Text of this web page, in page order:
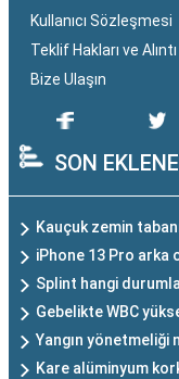
Kullanıcı Sözleşmesi
Teklif Hakları ve Alıntı
Bize Ulaşın
SON
Kauçuk zemin
iPhone 13 Pro arka
Splint hangi
Gebelikte WBC
Yangın yönetmeliği
Kare alüminyum